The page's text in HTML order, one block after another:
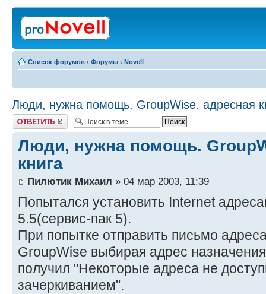
Список форумов ‹ Форумы ‹ Novell
Люди, нужна помощь. GroupWise. адресная
Ответить
Люди, нужна помощь.
книга
Пилютик Михаил » 04 мар 2003, 11:39
Попытался установить Internet
5.5(сервис-пак 5).
При попытке отправить письмо
GroupWise выбирая адрес
получил "Некоторые адреса не
зачеркиванием".